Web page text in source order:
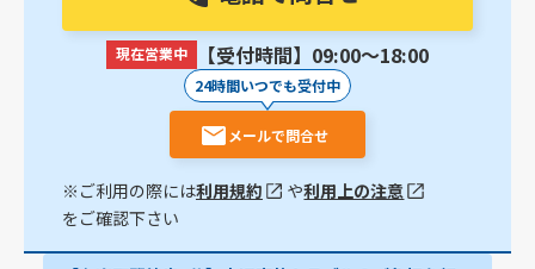
現在営業中 【受付時間】09:00〜18:00
24時間いつでも受付中
メールで問合せ
※ご利用の際には利用規約 や利用上の注意
をご確認下さい